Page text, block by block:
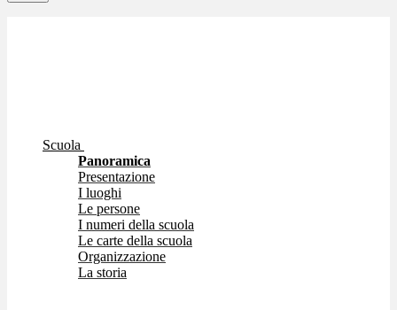
Scuola
Panoramica
Presentazione
I luoghi
Le persone
I numeri della scuola
Le carte della scuola
Organizzazione
La storia